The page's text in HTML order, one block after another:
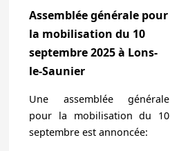
Assemblée générale pour
la mobilisation du 10
septembre 2025 à Lons-
le-Saunier
Une assemblée générale
pour la mobilisation du 10
septembre est annoncée: